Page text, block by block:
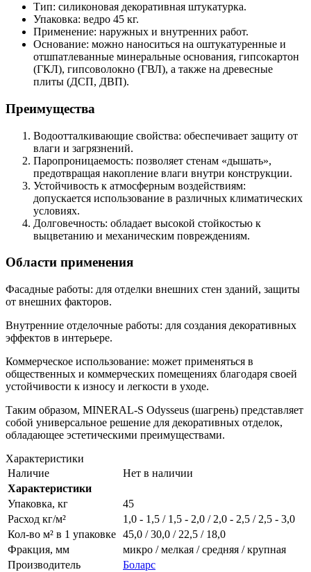
Тип: силиконовая декоративная штукатурка.
Упаковка: ведро 45 кг.
Применение: наружных и внутренних работ.
Основание: можно наноситься на оштукатуренные и
отшпатлеванные минеральные основания, гипсокартон
(ГКЛ), гипсоволокно (ГВЛ), а также на древесные
плиты (ДСП, ДВП).
Преимущества
Водоотталкивающие свойства: обеспечивает защиту от
влаги и загрязнений.
Паропроницаемость: позволяет стенам «дышать»,
предотвращая накопление влаги внутри конструкции.
Устойчивость к атмосферным воздействиям:
допускается использование в различных климатических
условиях.
Долговечность: обладает высокой стойкостью к
выцветанию и механическим повреждениям.
Области применения
Фасадные работы: для отделки внешних стен зданий, защиты
от внешних факторов.
Внутренние отделочные работы: для создания декоративных
эффектов в интерьере.
Коммерческое использование: может применяться в
общественных и коммерческих помещениях благодаря своей
устойчивости к износу и легкости в уходе.
Таким образом, MINERAL-S Odysseus (шагрень) представляет
собой универсальное решение для декоративных отделок,
обладающее эстетическими преимуществами.
Характеристики
Наличие
Нет в наличии
Характеристики
Упаковка, кг
45
Расход кг/м²
1,0 - 1,5 / 1,5 - 2,0 / 2,0 - 2,5 / 2,5 - 3,0
Кол-во м² в 1 упаковке 45,0 / 30,0 / 22,5 / 18,0
Фракция, мм
микро / мелкая / средняя / крупная
Производитель
Боларс